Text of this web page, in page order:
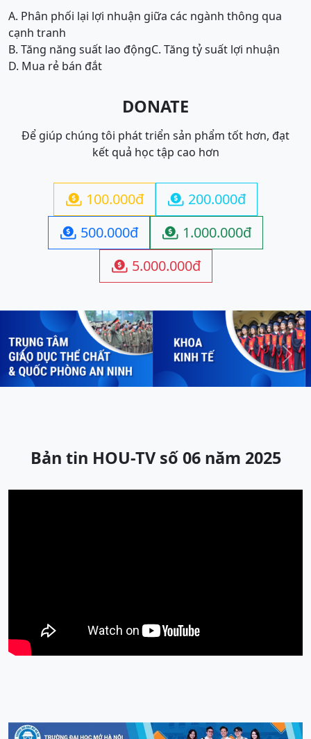
A. Phân phối lại lợi nhuận giữa các ngành thông qua
cạnh tranh
B. Tăng năng suất lao độngC. Tăng tỷ suất lợi nhuận
D. Mua rẻ bán đắt
DONATE
Để giúp chúng tôi phát triển sản phẩm tốt hơn, đạt
kết quả học tập cao hơn
 100.000đ  200.000đ
 500.000đ  1.000.000đ
 5.000.000đ
Previous Next
Bản tin HOU-TV số 06 năm 2025